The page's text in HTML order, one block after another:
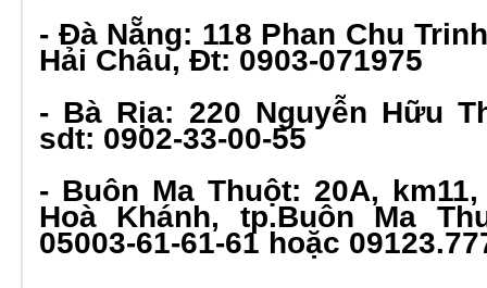
- Đà Nẵng: 118 Phan Chu
Hải Châu, Đt: 0903-071975
- Bà Rịa: 220 Nguyễn Hữu
sdt: 0902-33-00-55
- Buôn Ma Thuột: 20A,
Hoà Khánh, tp.Buôn Ma
05003-61-61-61 hoặc